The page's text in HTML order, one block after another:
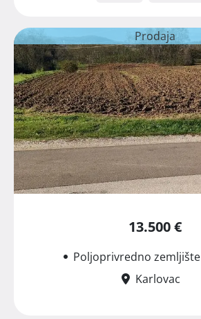
Prodaja
13.500 €
Poljoprivredno zemljište
Karlovac